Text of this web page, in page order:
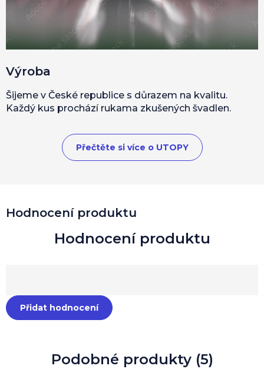
Podobné produkty (5)
Hodnocení produktu
Přidat hodnocení
Výroba
Šijeme v České republice s důrazem na kvalitu.
Každý kus prochází rukama zkušených švadlen.
Přečtěte si více o UTOPY